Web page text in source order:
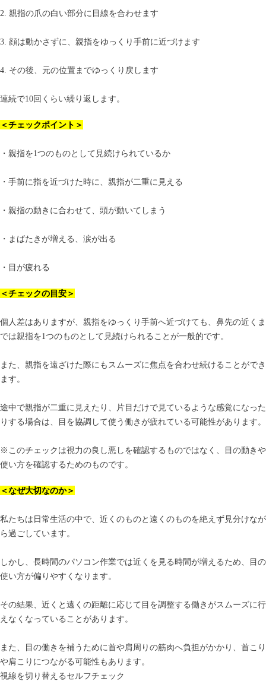
2. 親指の爪の白い部分に目線を合わせます
3. 顔は動かさずに、親指をゆっくり手前に近づけます
4. その後、元の位置までゆっくり戻します
連続で10回くらい繰り返します。
＜チェックポイント＞
・親指を1つのものとして見続けられているか
・手前に指を近づけた時に、親指が二重に見える
・親指の動きに合わせて、頭が動いてしまう
・まばたきが増える、涙が出る
・目が疲れる
＜チェックの目安＞
個人差はありますが、親指をゆっくり手前へ近づけても、鼻先の近くま
では親指を1つのものとして見続けられることが一般的です。
また、親指を遠ざけた際にもスムーズに焦点を合わせ続けることができ
ます。
途中で親指が二重に見えたり、片目だけで見ているような感覚になった
りする場合は、目を協調して使う働きが疲れている可能性があります。
※このチェックは視力の良し悪しを確認するものではなく、目の動きや
使い方を確認するためのものです。
＜なぜ大切なのか＞
私たちは日常生活の中で、近くのものと遠くのものを絶えず見分けなが
ら過ごしています。
しかし、長時間のパソコン作業では近くを見る時間が増えるため、目の
使い方が偏りやすくなります。
その結果、近くと遠くの距離に応じて目を調整する働きがスムーズに行
えなくなっていることがあります。
また、目の働きを補うために首や肩周りの筋肉へ負担がかかり、首こり
や肩こりにつながる可能性もあります。
視線を切り替えるセルフチェック